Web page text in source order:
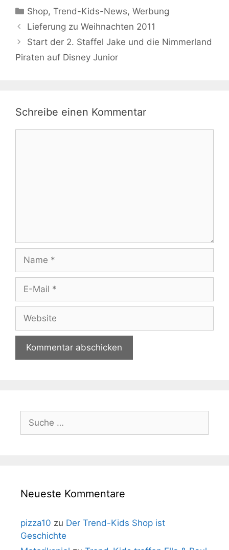
Kategorien
Shop,Trend-Kids-News,Werbung
Lieferung zu Weihnachten 2011
Start der 2. Staffel Jake und die Nimmerland
Piraten auf Disney Junior
Schreibe einen Kommentar
Mail
nach:
Neueste Kommentare
pizza10 zu Der Trend-Kids Shop ist
Geschichte